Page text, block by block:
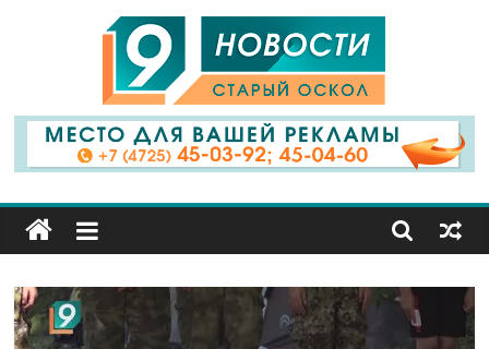
9
Канал
Старый
Оскол